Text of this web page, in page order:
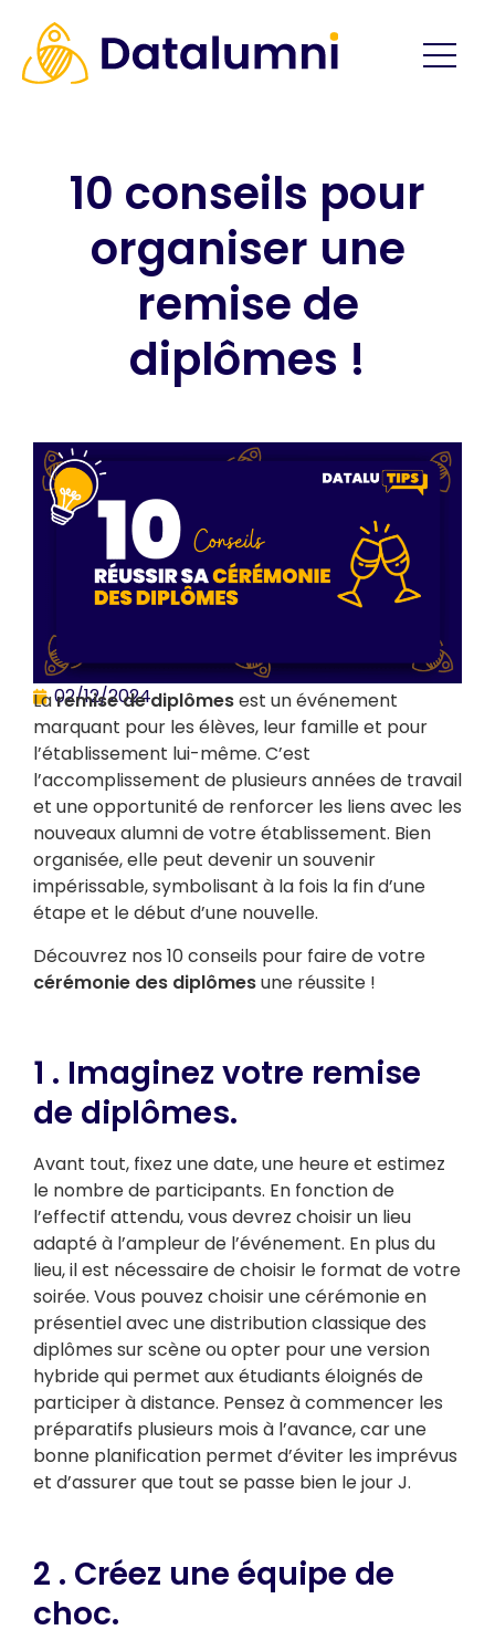
10 conseils pour
organiser une
remise de
diplômes !
02/12/2024
Laremise de diplômesest un événement
marquant pour les élèves, leur famille et pour
l’établissement lui-même. C’est
l’accomplissement de plusieurs années de travail
et une opportunité de renforcer les liens avec les
nouveaux alumni de votre établissement. Bien
organisée, elle peut devenir un souvenir
impérissable, symbolisant à la fois la fin d’une
étape et le début d’une nouvelle.
Découvrez nos 10 conseils pour faire de votre
cérémonie des diplômesune réussite !
1 . Imaginez votre remise
de diplômes.
Avant tout, fixez une date, une heure et estimez
le nombre de participants. En fonction de
l’effectif attendu, vous devrez choisir un lieu
adapté à l’ampleur de l’événement. En plus du
lieu, il est nécessaire de choisir le format de votre
soirée. Vous pouvez choisir une cérémonie en
présentiel avec une distribution classique des
diplômes sur scène ou opter pour une version
hybride qui permet aux étudiants éloignés de
participer à distance. Pensez à commencer les
préparatifs plusieurs mois à l’avance, car une
bonne planification permet d’éviter les imprévus
et d’assurer que tout se passe bien le jour J.
2 . Créez une équipe de
choc.